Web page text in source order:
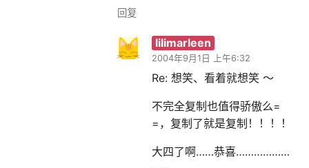
回复
lilimarleen
2004年9月1日 上午6:32
Re: 想笑、看着就想笑 ～
不完全复制也值得骄傲么=
=，复制了就是复制！！！！
大四了啊……恭喜………………